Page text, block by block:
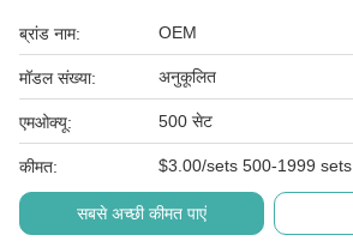
ब्रांड नाम: OEM
मॉडल संख्या: अनुकूलित
एमओक्यू: 500 सेट
कीमत: $3.00/sets 500-1999 sets
सबसे अच्छी कीमत पाएं